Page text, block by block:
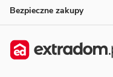
Bezpieczne zakupy